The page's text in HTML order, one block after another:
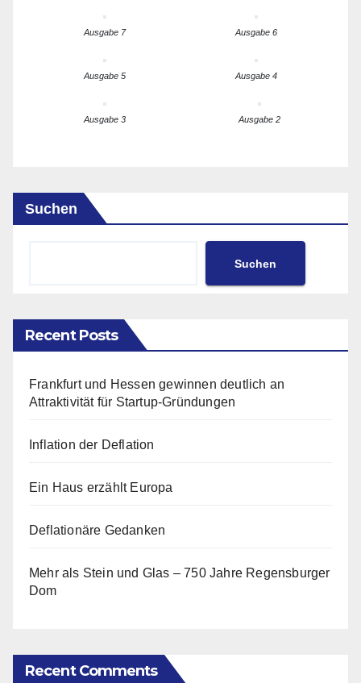
Ausgabe 7 Ausgabe 6
Ausgabe 5 Ausgabe 4
Ausgabe 3 Ausgabe 2
Suchen
Suchen
Recent Posts
Frankfurt und Hessen gewinnen deutlich an
Attraktivität für Startup-Gründungen
Inflation der Deflation
Ein Haus erzählt Europa
Deflationäre Gedanken
Mehr als Stein und Glas – 750 Jahre Regensburger
Dom
Recent Comments